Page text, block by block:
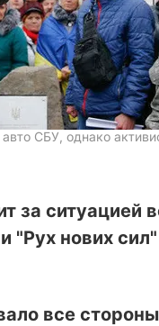
СБУ, однако
за ситуацией
"Рух нових
все